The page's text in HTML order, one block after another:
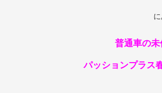
普通車の
パッションプラス